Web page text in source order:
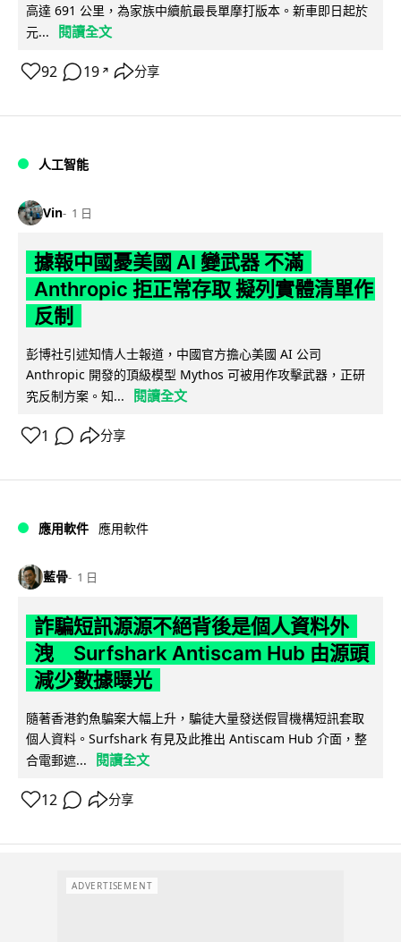
高達 691 公里，為家族中續航最長單摩打版本。新車即日起於
元...
閱讀全文
92 19 ↗ 分享
人工智能
Vin 1 日
據報中國憂美國 AI 變武器 不滿
Anthropic 拒正常存取 擬列實體清單作
反制
彭博社引述知情人士報道，中國官方擔心美國 AI 公司
Anthropic 開發的頂級模型 Mythos 可被用作攻擊武器，正研
究反制方案。知...
閱讀全文
1 分享
應用軟件 應用軟件
藍骨 1 日
詐騙短訊源源不絕背後是個人資料外
洩 Surfshark Antiscam Hub 由源頭
減少數據曝光
隨著香港釣魚騙案大幅上升，騙徒大量發送假冒機構短訊套取
個人資料。Surfshark 有見及此推出 Antiscam Hub 介面，整
合電郵遮...
閱讀全文
12 分享
ADVERTISEMENT